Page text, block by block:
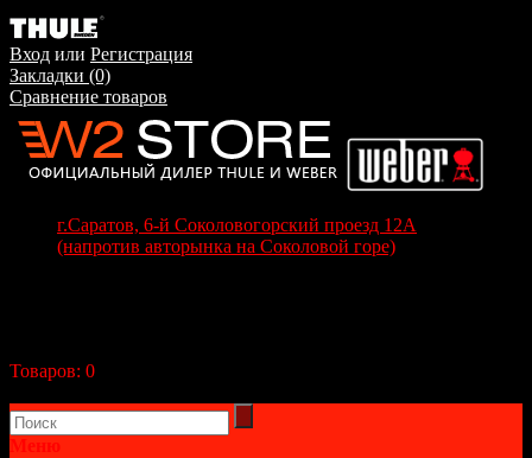
Вход или Регистрация
Закладки (0)
Сравнение товаров
г.Саратов, 6-й Соколовогорский проезд 12А
(напротив авторынка на Соколовой горе)
Товаров: 0
Меню